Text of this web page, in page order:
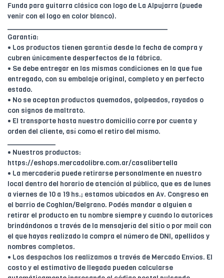
Funda para guitarra clásica con logo de La Alpujarra (puede
venir con el logo en color blanco).
________________________________________
Garantía:
• Los productos tienen garantía desde la fecha de compra y
cubren únicamente desperfectos de la fábrica.
• Se debe entregar en las mismas condiciones en la que fue
entregado, con su embalaje original, completo y en perfecto
estado.
• No se aceptan productos quemados, golpeados, rayados o
con signos de maltrato.
• El transporte hasta nuestro domicilio corre por cuenta y
orden del cliente, así como el retiro del mismo.
____________
• Nuestros productos:
https://eshops.mercadolibre.com.ar/casalibertella
• La mercadería puede retirarse personalmente en nuestro
local dentro del horario de atención al público, que es de lunes
a viernes de 10 a 19 hs.; estamos ubicados en Av. Congreso en
el barrio de Coghlan/Belgrano. Podés mandar a alguien a
retirar el producto en tu nombre siempre y cuando lo autorices
brindándonos a través de la mensajería del sitio o por mail con
el que hayas realizado la compra el número de DNI, apellidos y
nombres completos.
• Los despachos los realizamos a través de Mercado Envíos. El
costo y el estimativo de llegada pueden calcularse